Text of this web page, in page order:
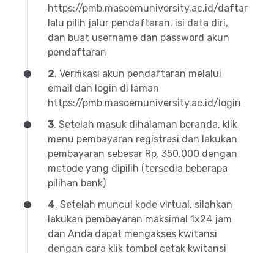
https://pmb.masoemuniversity.ac.id/daftar
lalu pilih jalur pendaftaran, isi data diri,
dan buat username dan password akun
pendaftaran
2. Verifikasi akun pendaftaran melalui
email dan login di laman
https://pmb.masoemuniversity.ac.id/login
3. Setelah masuk dihalaman beranda, klik
menu pembayaran registrasi dan lakukan
pembayaran sebesar Rp. 350.000 dengan
metode yang dipilih (tersedia beberapa
pilihan bank)
4. Setelah muncul kode virtual, silahkan
lakukan pembayaran maksimal 1x24 jam
dan Anda dapat mengakses kwitansi
dengan cara klik tombol cetak kwitansi